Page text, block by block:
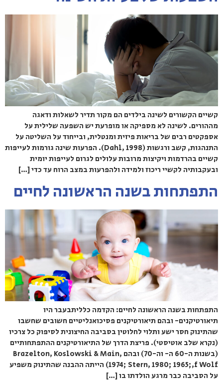
קשיים הקשורים לשינה בילדים הם מקור תדיר לשאלות ודאגה
מההורים. לשינה לא מספיקה או מופרעת יש השפעה שלילית על
אספקטים רבים של בריאות פיזית ומנטלית, ובייחוד על השליטה על
התנהגות, קשב ורגשות (Dahl, 1998). הפרעות שינה גורמות לעייפות
קשיים בהרדמות ויקיצות מרובות עלולים לגרום לעייפות יומית
ובעקבותיה לקשיי ריכוז ולמידה ולהפרעות במצב הרוח עד כדי […]
התפתחות בשנה הראשונה לחיים
התפתחות בשנה הראשונה לחיים: הקדמה כלליתבעבר היו
תיאורטיקנים- ובהם תיאורטיקנים פסיכואנליטיים חשובים שחשבו
שהתינוק חסר ישע ותלוי לחלוטין בסביבה החיצונית לסיפוק כל צרכיו
(נקרא שלב אוטיסטי). פריצת הדרך של התיאורטיקנים ההתפתחותיים
(בשנות ה-60 ה- וה-70) ובהם Brazelton, Koslowski & Main,
1974; Stern, 1980; 1965;,f Wolf) הייתה ההבנה שהתינוק משפיע
על הסביבה כבר מרגע הולדתו בו […]